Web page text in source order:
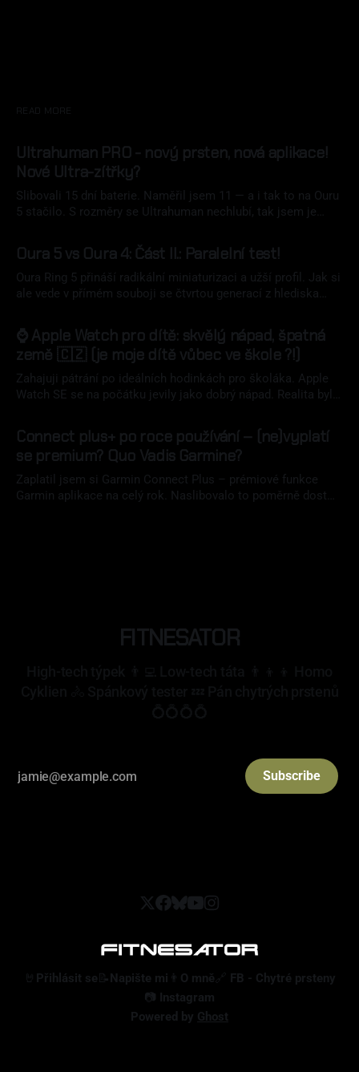
READ MORE
Ultrahuman PRO - nový prsten, nová aplikace!
Nové Ultra-zítřky?
Slibovali 15 dní baterie. Naměřil jsem 11 — a i tak to na Ouru
5 stačilo. S rozměry se Ultrahuman nechlubí, tak jsem je
aplikaci Emerald, magnetické nabíjení a luxusní pouzdro v
ceně. Zaplatíte za to ale tloušťkou.
Oura 5 vs Oura 4: Část II.: Paralelní test!
Oura Ring 5 přináší radikální miniaturizaci a užší profil. Jak si
ale vede v přímém souboji se čtvrtou generací z hlediska
⌚ Apple Watch pro dítě: skvělý nápad, špatná
země 🇨🇿 (je moje dítě vůbec ve škole ?!)
Zahajuji pátrání po ideálních hodinkách pro školáka. Apple
Watch SE se na počátku jevily jako dobrý nápad. Realita byla
Connect plus+ po roce používání – (ne)vyplatí
se premium? Quo Vadis Garmine?
Zaplatil jsem si Garmin Connect Plus – prémiové funkce
Garmin aplikace na celý rok. Naslibovalo to poměrně dost
FITNESATOR
Subscribe
🤘Přihlásit se 📝Napište mi 👨O mně 🔗 FB - Chytré prsteny
📷 Instagram
Powered by Ghost